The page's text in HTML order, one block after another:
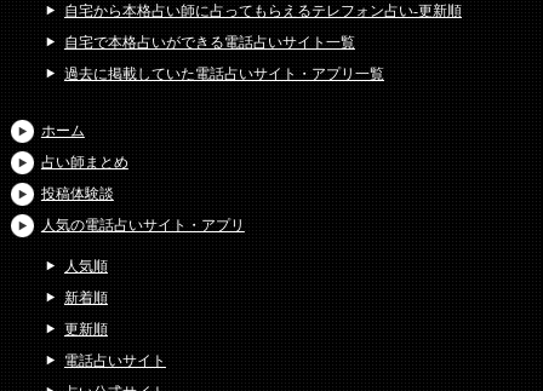
自宅から本格占い師に占ってもらえるテレフォン占い-更新順
自宅で本格占いができる電話占いサイト一覧
過去に掲載していた電話占いサイト・アプリ一覧
ホーム
占い師まとめ
投稿体験談
人気の電話占いサイト・アプリ
人気順
新着順
更新順
電話占いサイト